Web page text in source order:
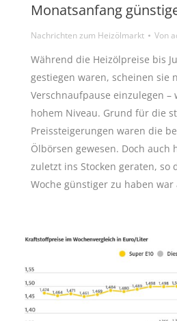
Monatsanfang
Nachrichten zum Heizölmarkt Von
Während die Heizölpreise bis
gestiegen waren, scheinen sie
Verschnaufpause einzulegen –
hohem Niveau. Grund für die
Preissteigerungen waren die
Ölbörsen gewesen. Doch auch
zuletzt ins Stocken geraten, so
Woche günstiger zu haben